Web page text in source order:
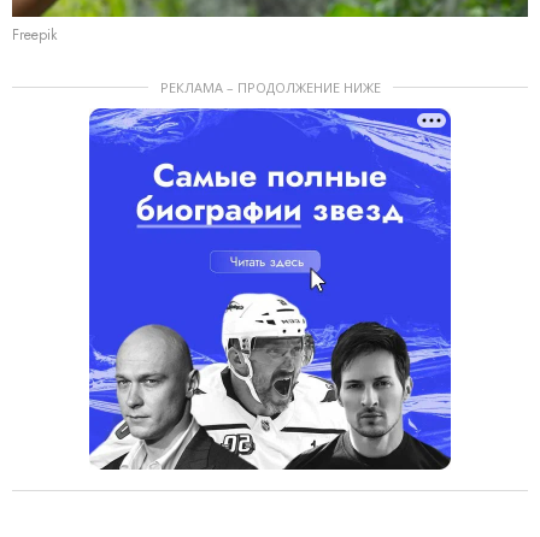
Freepik
РЕКЛАМА – ПРОДОЛЖЕНИЕ НИЖЕ